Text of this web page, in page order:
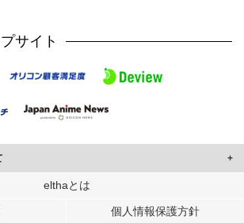
サイト
使用して、ユーザーに合わせたコンテンツや広告の
elthaとは
個人情報保護方針